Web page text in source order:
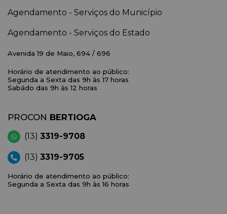
Agendamento - Serviços do Município
Agendamento - Serviços do Estado
Avenida 19 de Maio, 694 / 696
Horário de atendimento ao público:
Segunda a Sexta das 9h às 17 horas
Sabádo das 9h às 12 horas
PROCON BERTIOGA
(13) 3319-9708
(13) 3319-9705
Horário de atendimento ao público:
Segunda a Sexta das 9h às 16 horas